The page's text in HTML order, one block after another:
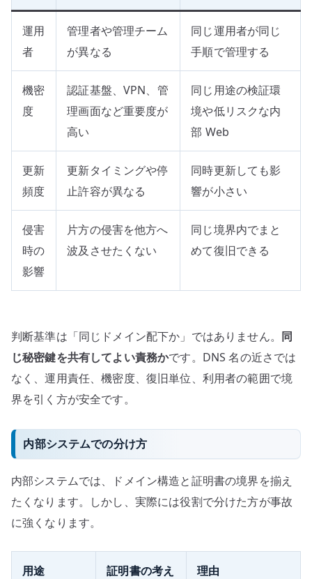
運用
者
管理者や管理チーム
が異なる
同じ運用者が同じ
手順で管理する
機密
度
認証基盤、VPN、管
理画面など重要度が
高い
同じ用途の検証環
境や低リスクな内
部 Web
更新
頻度
更新タイミングや停
止許容が異なる
同時更新しても影
響が小さい
侵害
時の
影響
片方の侵害を他方へ
波及させたくない
同じ境界内でまと
めて復旧できる
判断基準は「同じドメイン配下か」ではありません。 同
じ秘密鍵を共有してよい責務かです。DNS 名の近さでは
なく、運用責任、機密度、復旧単位、利用者の範囲で境
界を引く方が安全です。
内部システムでの分け方
内部システムでは、ドメイン構造と証明書の境界を揃え
たくなります。しかし、実際には役割で分けた方が事故
に強くなります。
用途
証明書の考え
理由